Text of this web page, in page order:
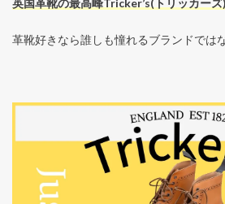
英国革靴の最高峰Tricker’s(トリッカーズ)
革靴好きなら誰しも憧れるブランドでは